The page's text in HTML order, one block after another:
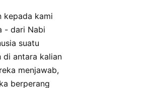
kepada kami
- dari Nabi
suatu
di antara kalian
menjawab,
berperang